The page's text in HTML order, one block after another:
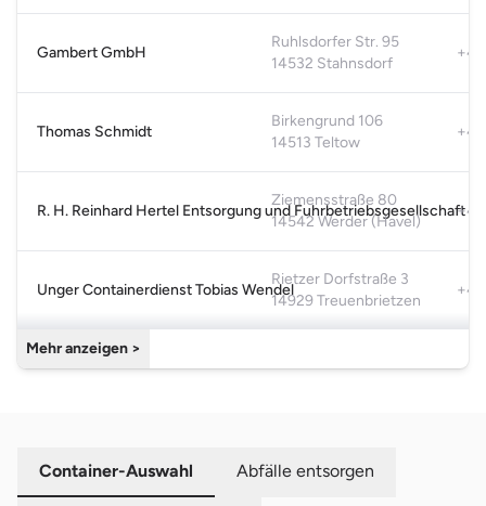
Cookie-Einstellungen öffnen
Gambert GmbH
Ruhlsdorfer Str. 95
14532 Stahnsdorf
Thomas Schmidt
Birkengrund 106
14513 Teltow
R. H. Reinhard Hertel Entsorgung und Fuhrbetriebsgesellschaft
Ziemensstraße 80
14542 Werder (Havel)
Unger Containerdienst Tobias Wendel
Rietzer Dorfstraße 3
14929 Treuenbrietzen
Mehr anzeigen >
Container-Auswahl Abfälle entsorgen